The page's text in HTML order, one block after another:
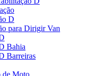
D
para Dirigir Van
Bahia
Barreiras